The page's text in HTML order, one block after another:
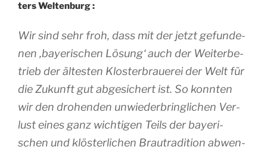
ters Weltenburg :
Wir sind sehr froh, dass mit der jetzt gefun­de­
nen ‚baye­ri­schen Lösung‘ auch der Wei­ter­be­
trieb der ältes­ten Klos­ter­braue­rei der Welt für
die Zukunft gut abge­si­chert ist. So konn­ten
wir den dro­hen­den unwie­der­brin­gli­chen Ver­
lust eines ganz wich­ti­gen Teils der baye­ri­
schen und klös­ter­li­chen Brau­tra­di­tion abwen­